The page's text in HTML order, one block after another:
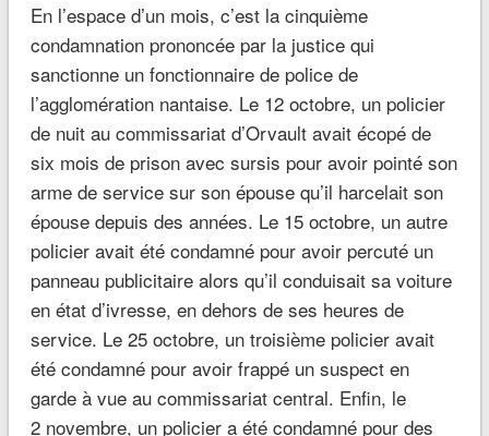
En l’espace d’un mois, c’est la cinquième
condamnation prononcée par la justice qui
sanctionne un fonctionnaire de police de
l’agglomération nantaise. Le 12 octobre, un policier
de nuit au commissariat d’Orvault avait écopé de
six mois de prison avec sursis pour avoir pointé son
arme de service sur son épouse qu’il harcelait son
épouse depuis des années. Le 15 octobre, un autre
policier avait été condamné pour avoir percuté un
panneau publicitaire alors qu’il conduisait sa voiture
en état d’ivresse, en dehors de ses heures de
service. Le 25 octobre, un troisième policier avait
été condamné pour avoir frappé un suspect en
garde à vue au commissariat central. Enfin, le
2 novembre, un policier a été condamné pour des